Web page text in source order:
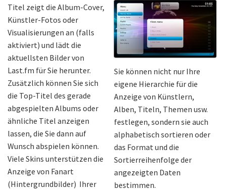
Titel zeigt die Album-Cover,
Künstler-Fotos oder
Visualisierungen an (falls
aktiviert) und lädt die
aktuellsten Bilder von
Last.fm für Sie herunter.
Zusätzlich können Sie sich
die Top-Titel des gerade
abgespielten Albums oder
ähnliche Titel anzeigen
lassen, die Sie dann auf
Wunsch abspielen können.
Viele Skins unterstützen die
Anzeige von Fanart
(Hintergrundbilder) Ihrer
Sie können nicht nur Ihre
eigene Hierarchie für die
Anzeige von Künstlern,
Alben, Titeln, Themen usw.
festlegen, sondern sie auch
alphabetisch sortieren oder
das Format und die
Sortierreihenfolge der
angezeigten Daten
bestimmen.